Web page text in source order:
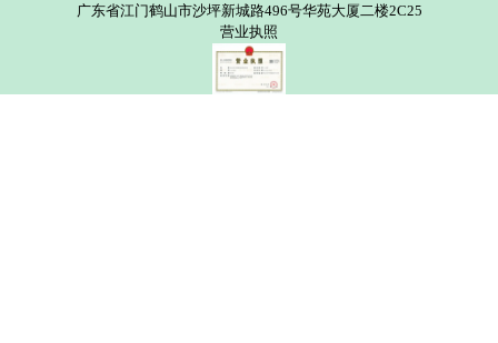
广东省江门鹤山市沙坪新城路496号华苑大厦二楼2C25
营业执照